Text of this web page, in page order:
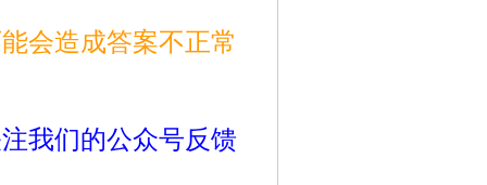
会造成答案不正常
我们的公众号反馈